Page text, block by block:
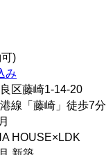
)
み
区藤崎1-14-20
線「藤崎」徒歩7分
HOUSE×LDK